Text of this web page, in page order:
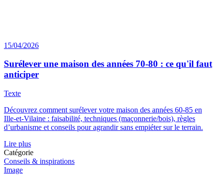
15/04/2026
Surélever une maison des années 70-80 : ce qu'il faut
anticiper
Texte
Découvrez comment surélever votre maison des années 60-85 en
Ille-et-Vilaine : faisabilité, techniques (maçonnerie/bois), règles
d’urbanisme et conseils pour agrandir sans empiéter sur le terrain.
Lire plus
Catégorie
Conseils & inspirations
Image